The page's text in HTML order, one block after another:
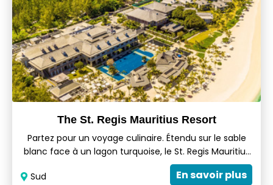
The St. Regis Mauritius Resort
Partez pour un voyage culinaire. Étendu sur le sable
blanc face à un lagon turquoise, le St. Regis Mauritius
Resort est situé à la pointe sud-ouest de l'île,
surnommée « la perle de l'océan Indien ». Inauguré en
Sud En savoir plus